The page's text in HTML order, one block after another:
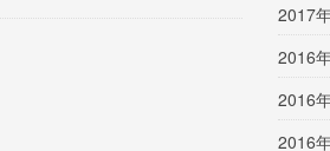
2017
2016
2016
2016